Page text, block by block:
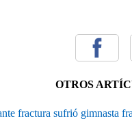
OTROS
fractura sufrió gimnasta